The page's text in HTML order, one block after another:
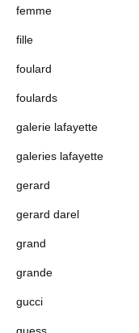
femme
fille
foulard
foulards
galerie lafayette
galeries lafayette
gerard
gerard darel
grand
grande
gucci